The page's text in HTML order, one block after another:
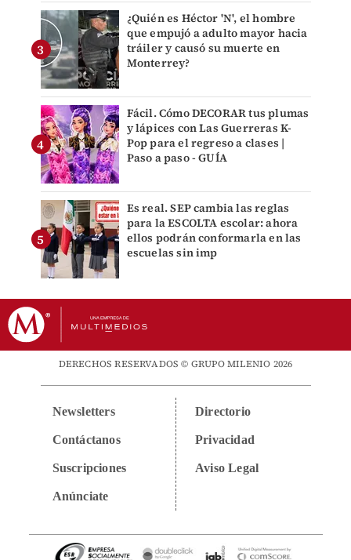
¿Quién es Héctor 'N', el hombre
que empujó a adulto mayor hacia
tráiler y causó su muerte en
Monterrey?
Fácil. Cómo DECORAR tus plumas
y lápices con Las Guerreras K-
Pop para el regreso a clases |
Paso a paso - GUÍA
Es real. SEP cambia las reglas
para la ESCOLTA escolar: ahora
ellos podrán conformarla en las
escuelas sin imp
DERECHOS RESERVADOS © GRUPO MILENIO 2026
Newsletters
Contáctanos
Suscripciones
Anúnciate
Directorio
Privacidad
Aviso Legal